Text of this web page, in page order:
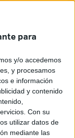
para
y/o accedemos
y procesamos
e información
y contenido
Con su
utilizar datos de
mediante las